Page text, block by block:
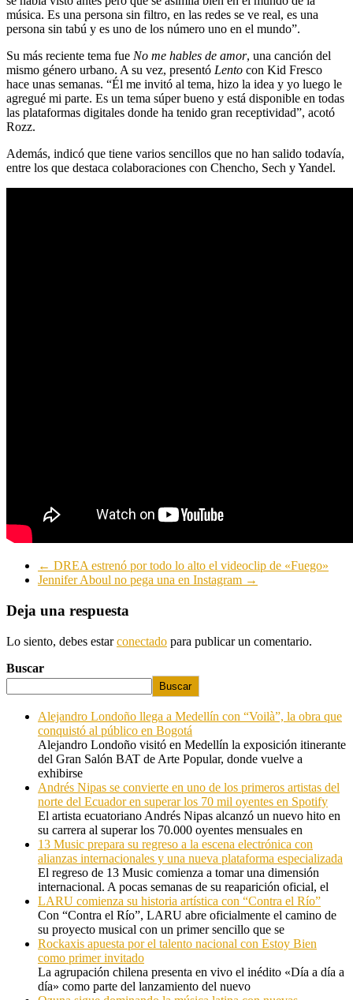
música. Es una persona sin filtro, en las redes se ve real, es una
persona sin tabú y es uno de los número uno en el mundo”.
Su más reciente tema fue No me hables de amor, una canción del
mismo género urbano. A su vez, presentó Lento con Kid Fresco
hace unas semanas. “Él me invitó al tema, hizo la idea y yo luego le
agregué mi parte. Es un tema súper bueno y está disponible en todas
las plataformas digitales donde ha tenido gran receptividad”, acotó
Rozz.
Además, indicó que tiene varios sencillos que no han salido todavía,
entre los que destaca colaboraciones con Chencho, Sech y Yandel.
← DREA estrenó por todo lo alto el videoclip de «Fuego»
Jennifer Aboul no pega una en Instagram →
Deja una respuesta
Lo siento, debes estarconectado para publicar un comentario.
Buscar
Buscar
Alejandro Londoño llega a Medellín con “Voilà”, la obra que
conquistó al público en Bogotá
Alejandro Londoño visitó en Medellín la exposición itinerante
del Gran Salón BAT de Arte Popular, donde vuelve a
exhibirse
Andrés Nipas se convierte en uno de los primeros artistas del
norte del Ecuador en superar los 70 mil oyentes en Spotify
El artista ecuatoriano Andrés Nipas alcanzó un nuevo hito en
su carrera al superar los 70.000 oyentes mensuales en
13 Music prepara su regreso a la escena electrónica con
alianzas internacionales y una nueva plataforma especializada
El regreso de 13 Music comienza a tomar una dimensión
internacional. A pocas semanas de su reaparición oficial, el
LARU comienza su historia artística con “Contra el Río”
Con “Contra el Río”, LARU abre oficialmente el camino de
su proyecto musical con un primer sencillo que se
Rockaxis apuesta por el talento nacional con Estoy Bien
como primer invitado
La agrupación chilena presenta en vivo el inédito «Día a día a
día» como parte del lanzamiento del nuevo